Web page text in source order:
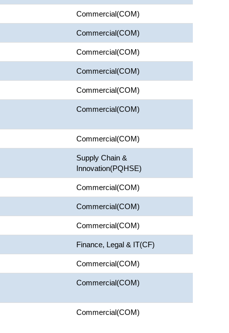
Commercial(COM)
Commercial(COM)
Commercial(COM)
Commercial(COM)
Commercial(COM)
Commercial(COM)
Commercial(COM)
Supply Chain &
Innovation(PQHSE)
Commercial(COM)
Commercial(COM)
Commercial(COM)
Finance, Legal & IT(CF)
Commercial(COM)
Commercial(COM)
Commercial(COM)